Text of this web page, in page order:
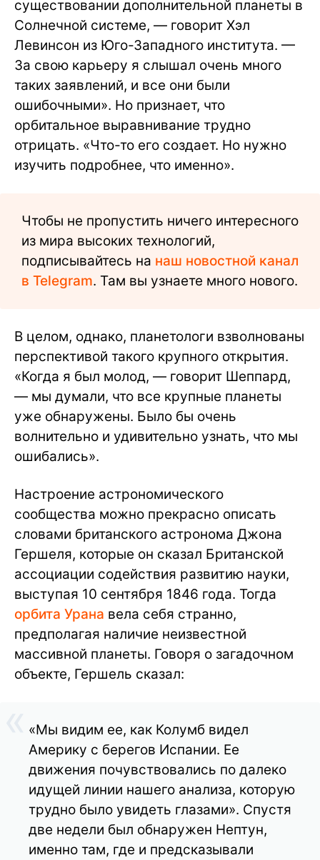
существовании дополнительной планеты в
Солнечной системе, — говорит Хэл
Левинсон из Юго-Западного института. —
За свою карьеру я слышал очень много
таких заявлений, и все они были
ошибочными». Но признает, что
орбитальное выравнивание трудно
отрицать. «Что-то его создает. Но нужно
изучить подробнее, что именно».
Чтобы не пропустить ничего интересного
из мира высоких технологий,
подписывайтесь на наш новостной канал
в Telegram. Там вы узнаете много нового.
В целом, однако, планетологи взволнованы
перспективой такого крупного открытия.
«Когда я был молод, — говорит Шеппард,
— мы думали, что все крупные планеты
уже обнаружены. Было бы очень
волнительно и удивительно узнать, что мы
ошибались».
Настроение астрономического
сообщества можно прекрасно описать
словами британского астронома Джона
Гершеля, которые он сказал Британской
ассоциации содействия развитию науки,
выступая 10 сентября 1846 года. Тогда
орбита Урана вела себя странно,
предполагая наличие неизвестной
массивной планеты. Говоря о загадочном
объекте, Гершель сказал:
«Мы видим ее, как Колумб видел
Америку с берегов Испании. Ее
движения почувствовались по далеко
идущей линии нашего анализа, которую
трудно было увидеть глазами». Спустя
две недели был обнаружен Нептун,
именно там, где и предсказывали